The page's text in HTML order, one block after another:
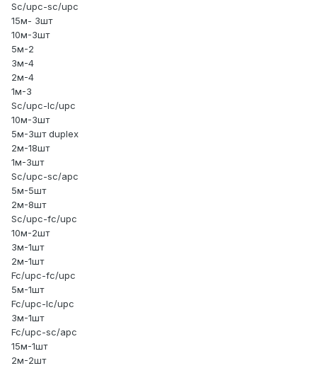
Sc/upc-sc/upc
15м- 3шт
10м-3шт
5м-2
3м-4
2м-4
1м-3
Sc/upc-lc/upc
10м-3шт
5м-3шт duplex
2м-18шт
1м-3шт
Sc/upc-sc/apc
5м-5шт
2м-8шт
Sc/upc-fc/upc
10м-2шт
3м-1шт
2м-1шт
Fc/upc-fc/upc
5м-1шт
Fc/upc-lc/upc
3м-1шт
Fc/upc-sc/apc
15м-1шт
2м-2шт